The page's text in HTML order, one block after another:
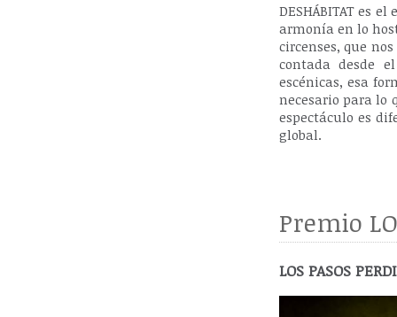
DESHÁBITAT es
armonía en lo
circenses, que
contada desde
escénicas, esa
necesario para lo
espectáculo es
global.
Premio
LOS PASOS